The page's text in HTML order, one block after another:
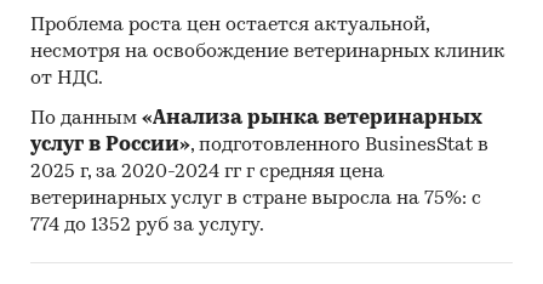
Проблема роста цен остается актуальной,
несмотря на освобождение ветеринарных клиник
от НДС.
По данным «Анализа рынка ветеринарных
услуг в России», подготовленного BusinesStat в
2025 г, за 2020-2024 гг г средняя цена
ветеринарных услуг в стране выросла на 75%: с
774 до 1352 руб за услугу.